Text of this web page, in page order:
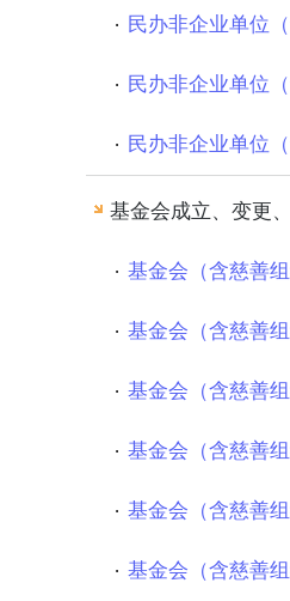
民办非企业单位
民办非企业单位
民办非企业单位
基金会成立、变更
基金会（含慈善
基金会（含慈善
基金会（含慈善
基金会（含慈善
基金会（含慈善
基金会（含慈善